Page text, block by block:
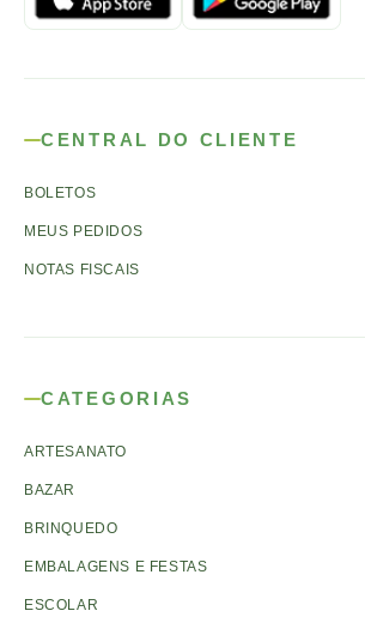
CENTRAL DO CLIENTE
BOLETOS
MEUS PEDIDOS
NOTAS FISCAIS
CATEGORIAS
ARTESANATO
BAZAR
BRINQUEDO
EMBALAGENS E FESTAS
ESCOLAR